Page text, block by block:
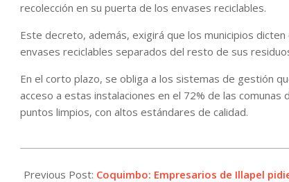
recolección en su puerta de los envases reciclables.
Este decreto, además, exigirá que los municipios
envases reciclables separados del resto de sus
En el corto plazo, se obliga a los sistemas de gestión
acceso a estas instalaciones en el 72% de las
puntos limpios, con altos estándares de calidad.
12-
Previous Post: Coquimbo: Empresarios de Illapel